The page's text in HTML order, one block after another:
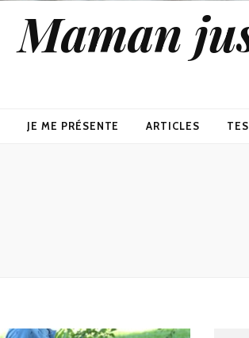
Maman
JE ME PRÉSENTE ARTICLES